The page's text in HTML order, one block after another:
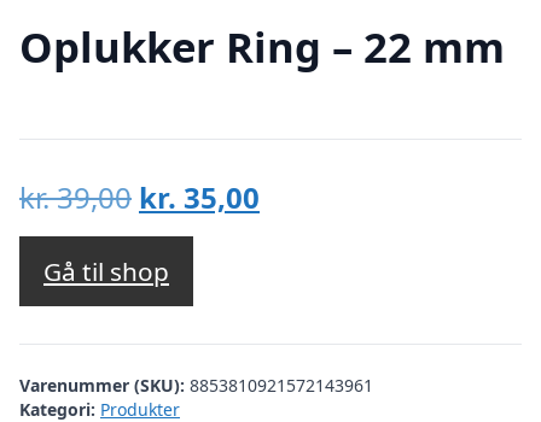
Oplukker Ring – 22 mm
kr.39,00 Den
oprindelige
pris
var:
kr. 39,00.
kr. 35,00
kr. 35,00.
Gå til shop
Varenummer (SKU): 8853810921572143961
Kategori: Produkter